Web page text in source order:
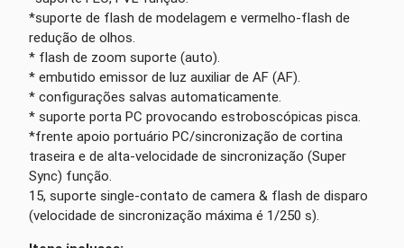
*suporte de flash de modelagem e vermelho-flash de
redução de olhos.
* flash de zoom suporte (auto).
* embutido emissor de luz auxiliar de AF (AF).
* configurações salvas automaticamente.
* suporte porta PC provocando estroboscópicas pisca.
*frente apoio portuário PC/sincronização de cortina
traseira e de alta-velocidade de sincronização (Super
Sync) função.
15, suporte single-contato de camera & flash de disparo
(velocidade de sincronização máxima é 1/250 s).